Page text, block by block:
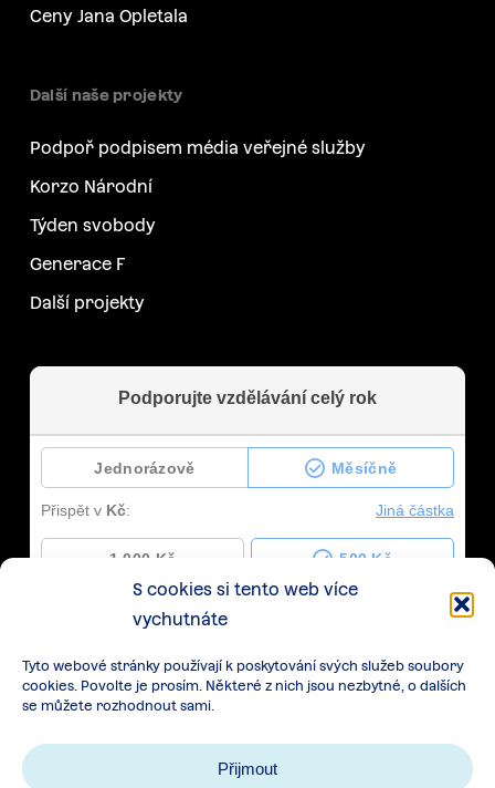
S cookies si tento web více
vychutnáte
Tyto webové stránky používají k poskytování svých služeb soubory
cookies. Povolte je prosím. Některé z nich jsou nezbytné, o dalších
se můžete rozhodnout sami.
Přijmout
Ceny Jana Opletala
Další naše projekty
Podpoř podpisem média veřejné služby
Korzo Národní
Týden svobody
Generace F
Další projekty